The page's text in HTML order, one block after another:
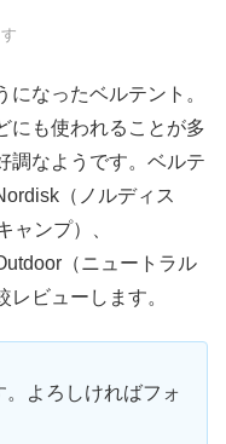
なったベルテント。
にも使われることが多
調なようです。ベルテ
（ノルディス
ャンプ）、
（ニュートラル
ビューします。
よろしければフォ